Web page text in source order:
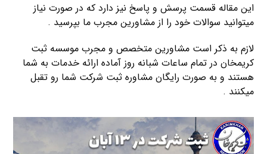
این مقاله قسمت پرسش و پاسخ نیز دارد که در صورت نیاز
میتوانید سوالات خود را از مشاورین مجرب ما بپرسید .
لازم به ذکر است مشاورین متخصص و مجرب موسسه ثبت
کریمخان در تمام ساعات شبانه روز آماده ارائه خدمات به شما
هستند و به صورت رایگان مشاوره ثبت شرکت شما رو تقبل
میکنند .